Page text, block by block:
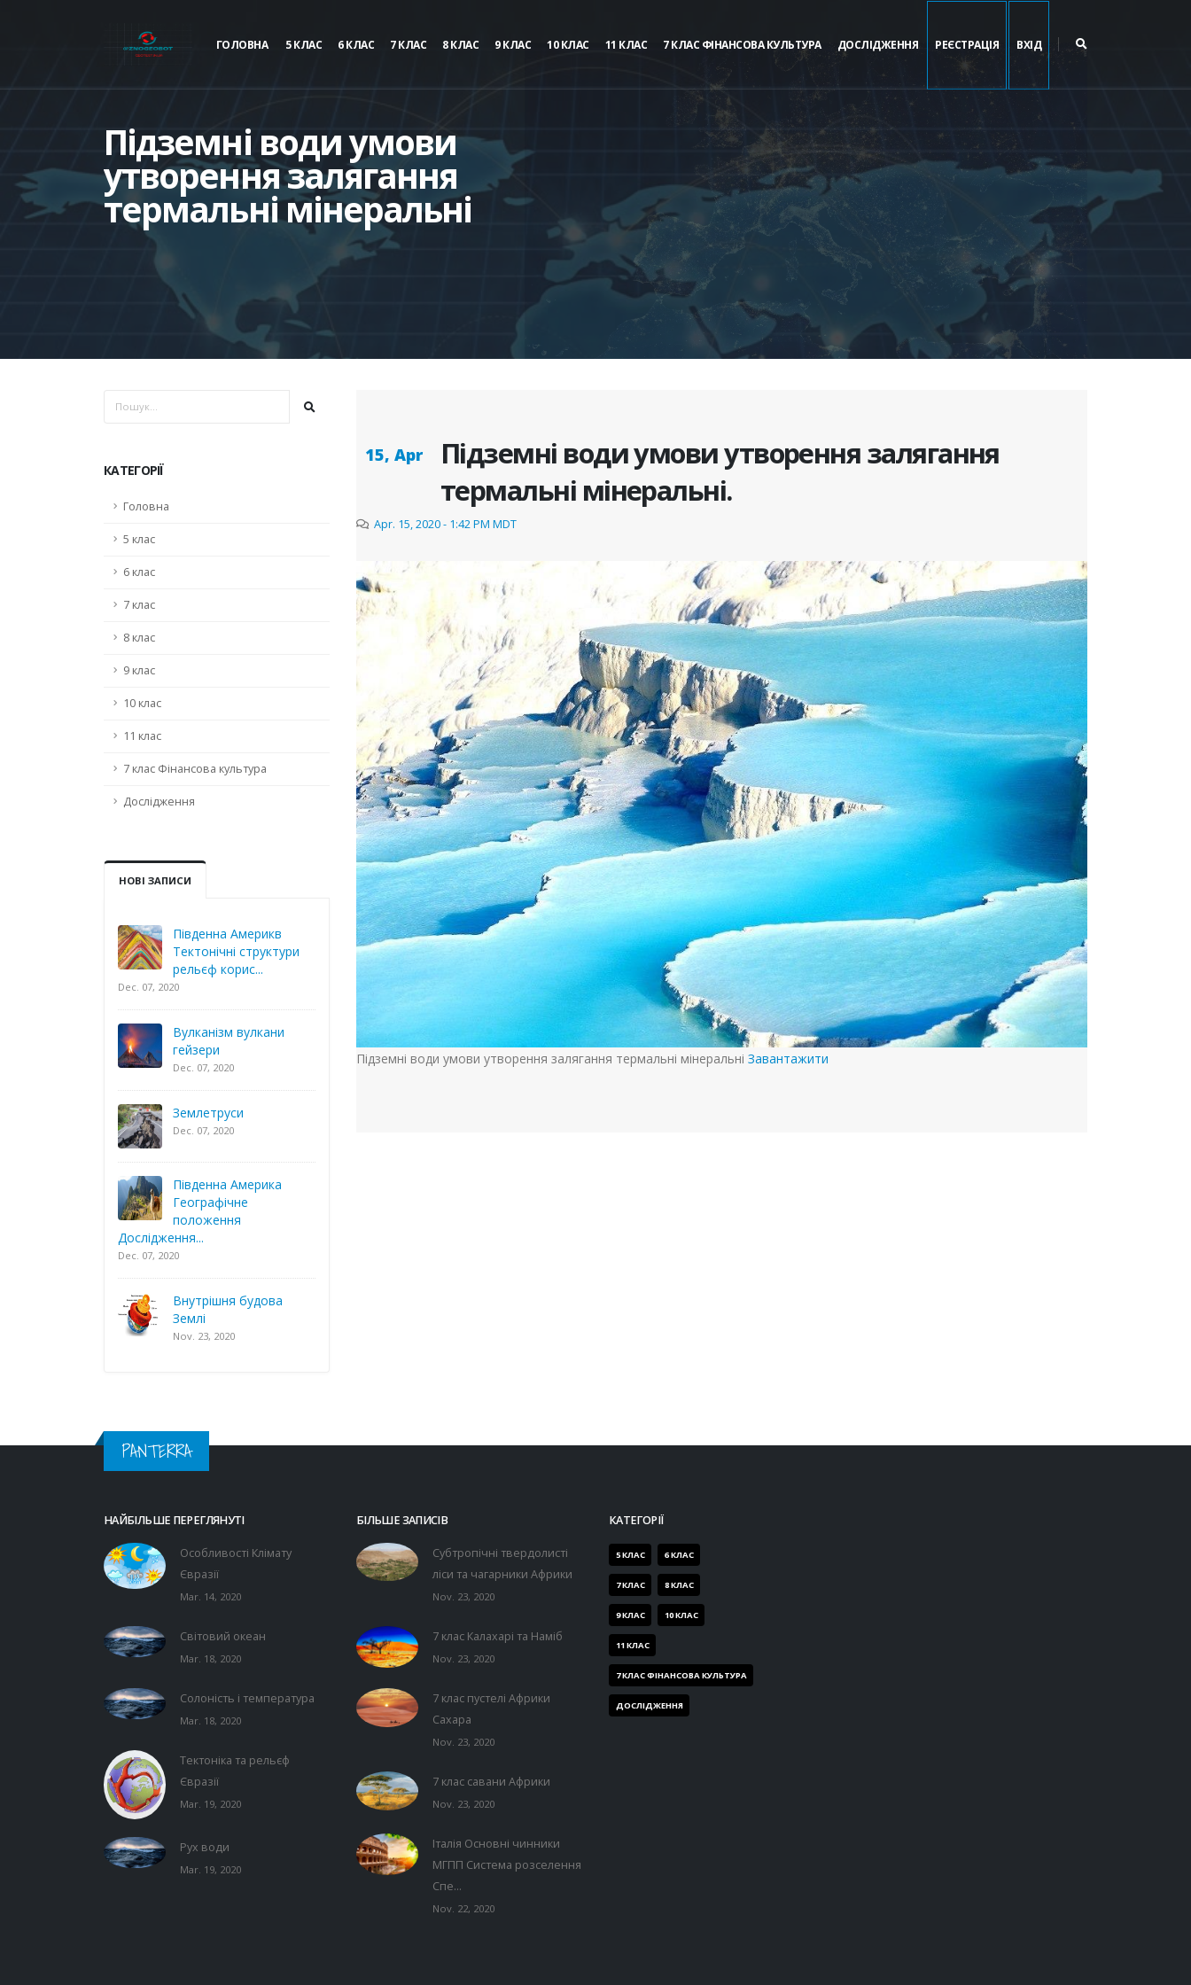
ГОЛОВНА 5 КЛАС 6 КЛАС 7 КЛАС 8 КЛАС 9 КЛАС 10 КЛАС 11 КЛАС 7 КЛАС ФІНАНСОВА КУЛЬТУРА ДОСЛІДЖЕННЯ РЕЄСТРАЦІЯ ВХІД
Підземні води умови
утворення залягання
термальні мінеральні
КАТЕГОРІЇ
Головна
5 клас
6 клас
7 клас
8 клас
9 клас
10 клас
11 клас
7 клас Фінансова культура
Дослідження
НОВІ ЗАПИСИ
Південна Америкв
Тектонічні структури
рельєф корис...
Dec. 07, 2020
Вулканізм вулкани
гейзери
Dec. 07, 2020
Землетруси
Dec. 07, 2020
Південна Америка
Географічне
положення
Дослідження...
Dec. 07, 2020
Внутрішня будова
Землі
Nov. 23, 2020
15, Apr
Підземні води умови утворення залягання
термальні мінеральні.
Apr. 15, 2020 - 1:42 PM MDT
Підземні води умови утворення залягання термальні мінеральні Завантажити
PANTERRA
НАЙБІЛЬШЕ ПЕРЕГЛЯНУТІ
Особливості Клімату
Євразії
Mar. 14, 2020
Світовий океан
Mar. 18, 2020
Солоність і температура
Mar. 18, 2020
Тектоніка та рельєф
Євразії
Mar. 19, 2020
Рух води
Mar. 19, 2020
БІЛЬШЕ ЗАПИСІВ
Субтропічні твердолисті
ліси та чагарники Африки
Nov. 23, 2020
7 клас Калахарі та Наміб
Nov. 23, 2020
7 клас пустелі Африки
Сахара
Nov. 23, 2020
7 клас савани Африки
Nov. 23, 2020
Італія Основні чинники
МГПП Система розселення
Спе...
Nov. 22, 2020
КАТЕГОРІЇ
5 КЛАС 6 КЛАС
7 КЛАС 8 КЛАС
9 КЛАС 10 КЛАС
11 КЛАС
7 КЛАС ФІНАНСОВА КУЛЬТУРА
ДОСЛІДЖЕННЯ